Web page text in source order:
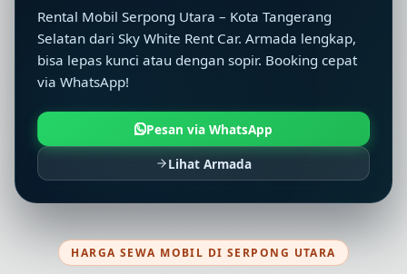
Rental Mobil Serpong Utara – Kota Tangerang
Selatan dari Sky White Rent Car. Armada lengkap,
bisa lepas kunci atau dengan sopir. Booking cepat
via WhatsApp!
Pesan via WhatsApp
Lihat Armada
HARGA SEWA MOBIL DI SERPONG UTARA